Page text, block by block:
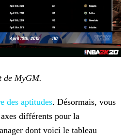
de MyGM.
des aptitudes. Désormais, vous
différents pour la
dont voici le tableau